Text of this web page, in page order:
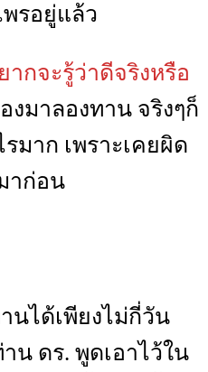
รอยู่แล้ว
กจะรู้ว่าดีจริงหรือ
งมาลองทาน จริงๆก็
มาก เพราะเคยผิด
าก่อน
นได้เพียงไม่กี่วัน
น ดร. พูดเอาไว้ใน